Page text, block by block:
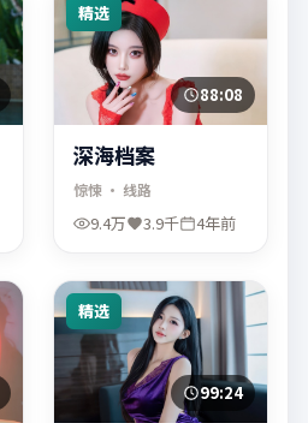
精选
88:08
深海档案
惊悚 · 线路
9.4万 3.9千 4年前
精选
99:24